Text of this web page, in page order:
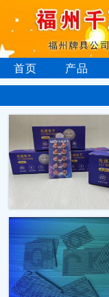
首页 产品